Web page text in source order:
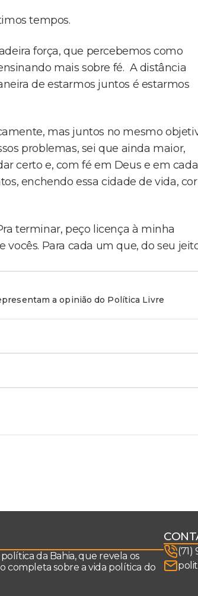
tempos.
força, que percebemos como
mais sobre fé. A distância
de estarmos juntos é estarmos
mas juntos no mesmo
problemas, sei que ainda maior,
certo e, com fé em Deus e em cada
enchendo essa cidade de vida,
terminar, peço licença à minha
Para cada um que, do seu
a opinião do Política Livre
da Bahia, que revela os
completa sobre a vida política do
(71)